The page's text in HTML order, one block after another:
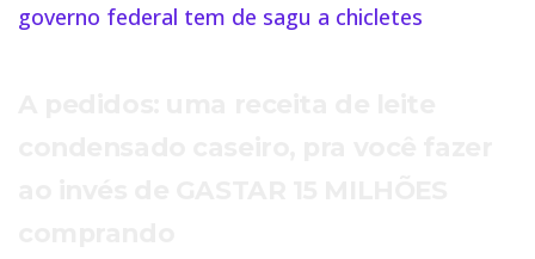
governo federal tem de sagu a chicletes